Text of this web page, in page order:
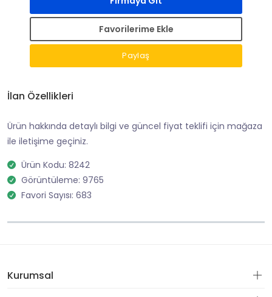
Favorilerime Ekle
Paylaş
İlan Özellikleri
Ürün hakkında detaylı bilgi ve güncel fiyat teklifi için mağaza
ile iletişime geçiniz.
Ürün Kodu: 8242
Görüntüleme: 9765
Favori Sayısı: 683
Kurumsal